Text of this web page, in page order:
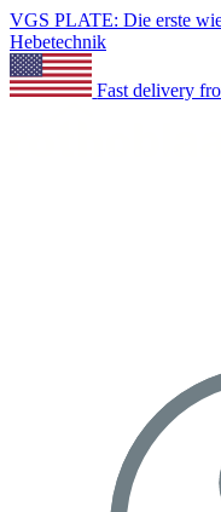
VGS PLATE: Die erste
Hebetechnik
Fast delivery